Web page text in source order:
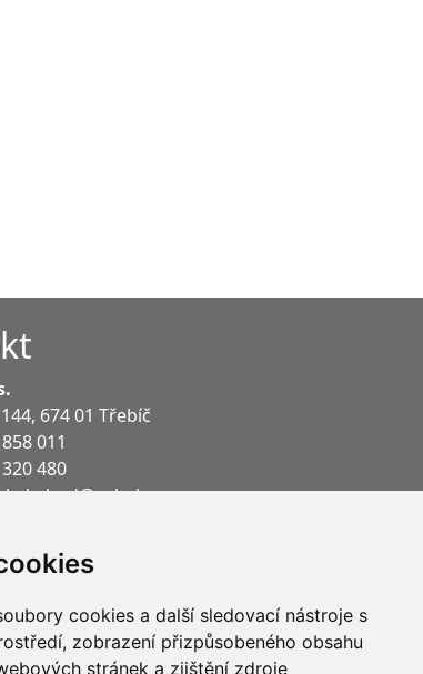
cookies a další sledovací nástroje s
zobrazení přizpůsobeného obsahu
stránek a zjištění zdroje
, 674 01 Třebíč
011
480